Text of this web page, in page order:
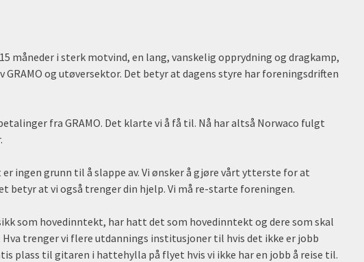
måneder i sterk motvind, en lang, vanskelig opprydning og dragkamp,
og utøversektor. Det betyr at dagens styre har foreningsdriften
fra GRAMO. Det klarte vi å få til. Nå har altså Norwaco fulgt
ingen grunn til å slappe av. Vi ønsker å gjøre vårt ytterste for at
betyr at vi også trenger din hjelp. Vi må re-starte foreningen.
som hovedinntekt, har hatt det som hovedinntekt og dere som skal
trenger vi flere utdannings institusjoner til hvis det ikke er jobb
plass til gitaren i hattehylla på flyet hvis vi ikke har en jobb å reise til.